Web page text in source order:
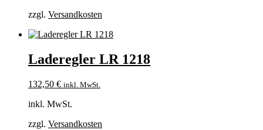
zzgl. Versandkosten
Laderegler LR 1218
132,50 € inkl. MwSt.
inkl. MwSt.
zzgl. Versandkosten